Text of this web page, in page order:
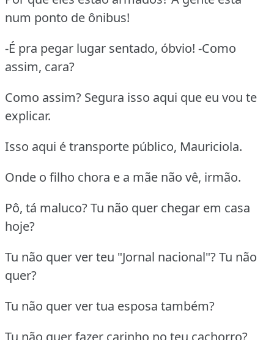
num ponto de ônibus!
-É pra pegar lugar sentado, óbvio! -Como
assim, cara?
Como assim? Segura isso aqui que eu vou te
explicar.
Isso aqui é transporte público, Mauriciola.
Onde o filho chora e a mãe não vê, irmão.
Pô, tá maluco? Tu não quer chegar em casa
hoje?
Tu não quer ver teu "Jornal nacional"? Tu não
quer?
Tu não quer ver tua esposa também?